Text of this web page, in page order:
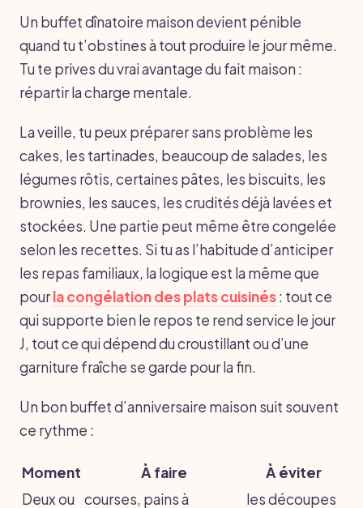
Un buffet dînatoire maison devient pénible
quand tu t’obstines à tout produire le jour même.
Tu te prives du vrai avantage du fait maison :
répartir la charge mentale.
La veille, tu peux préparer sans problème les
cakes, les tartinades, beaucoup de salades, les
légumes rôtis, certaines pâtes, les biscuits, les
brownies, les sauces, les crudités déjà lavées et
stockées. Une partie peut même être congelée
selon les recettes. Si tu as l’habitude d’anticiper
les repas familiaux, la logique est la même que
pourla congélation des plats cuisinés: tout ce
qui supporte bien le repos te rend service le jour
J, tout ce qui dépend du croustillant ou d’une
garniture fraîche se garde pour la fin.
Un bon buffet d’anniversaire maison suit souvent
ce rythme :
Moment À faire
À éviter
Deux ou courses, pains à les découpes